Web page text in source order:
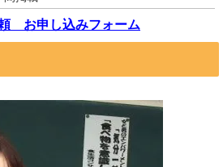
お申し込みフォーム